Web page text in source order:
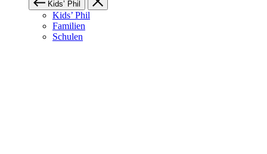
Kids’ Phil
Kids’ Phil
Familien
Schulen